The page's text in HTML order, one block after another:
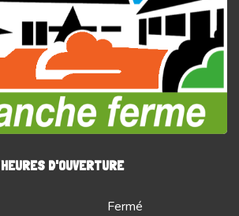
HEURES D'OUVERTURE
Fermé